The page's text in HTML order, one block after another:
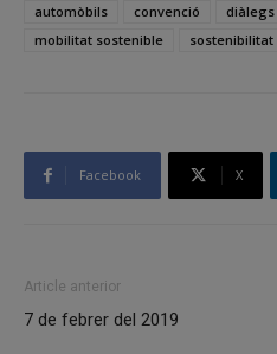
automòbils convenció diàlegs
mobilitat sostenible
sostenibilitat
Facebook X
Article anterior
7 de febrer del 2019